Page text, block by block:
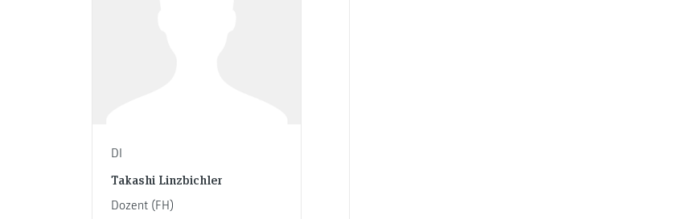
DI
Takashi Linzbichler
Dozent (FH)